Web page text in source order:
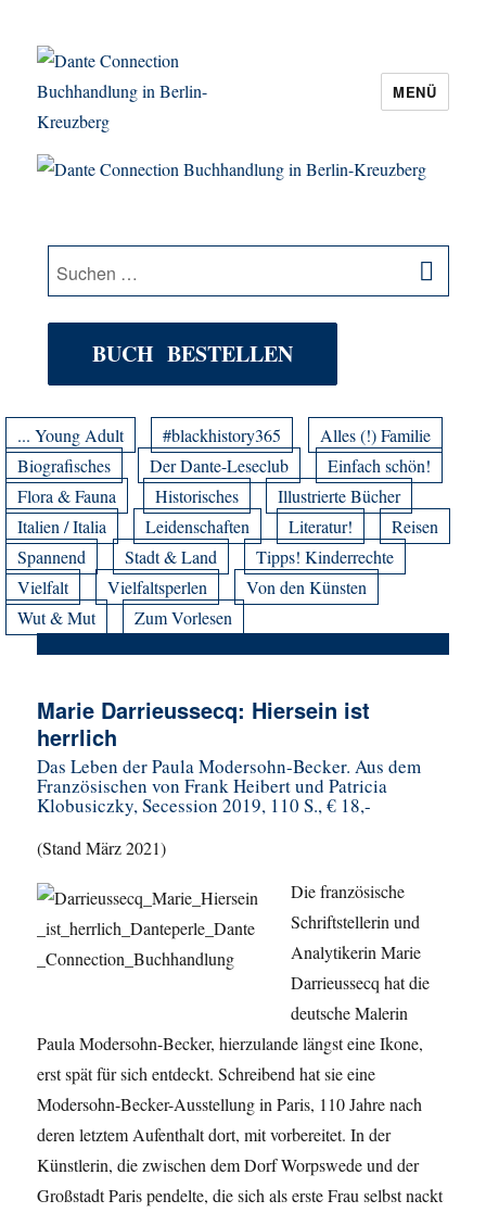
Dante Connection Buchhandlung in
MENÜ
Suche
nach:
BUCH BESTELLEN
... Young Adult #blackhistory365
Alles (!) Familie
Biografisches
Der Dante-Leseclub
Einfach schön!
Flora & Fauna
Historisches
Illustrierte Bücher
Italien / Italia
Leidenschaften Literatur!
Reisen
Spannend
Stadt & Land
Tipps! Kinderrechte
Vielfalt
Vielfaltsperlen
Von den Künsten
Wut & Mut
Zum Vorlesen
Marie Darrieussecq: Hiersein ist
herrlich
Das Leben der Paula Modersohn-Becker. Aus dem
Französischen von Frank Heibert und Patricia
Klobusiczky, Secession 2019, 110 S., € 18,-
(Stand März 2021)
Die französische
Schriftstellerin und
Analytikerin Marie
Darrieussecq hat die
deutsche Malerin
Paula Modersohn-Becker, hierzulande längst eine Ikone,
erst spät für sich entdeckt. Schreibend hat sie eine
Modersohn-Becker-Ausstellung in Paris, 110 Jahre nach
deren letztem Aufenthalt dort, mit vorbereitet. In der
Künstlerin, die zwischen dem Dorf Worpswede und der
Großstadt Paris pendelte, die sich als erste Frau selbst nackt